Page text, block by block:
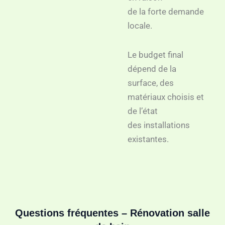
de la forte demande
locale.
Le budget final
dépend de la
surface, des
matériaux choisis et
de l’état
des installations
existantes.
Questions fréquentes – Rénovation salle